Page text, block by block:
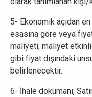
5- Ekonomik açıdan
esasına göre veya
maliyeti, maliyet
gibi fiyat dışındaki
belirlenecektir.
6- İhale dokümanı,